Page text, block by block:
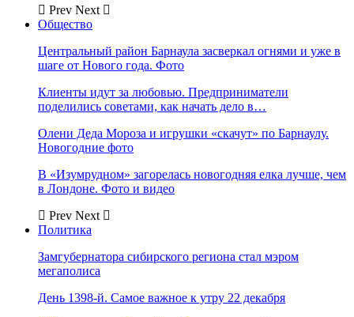
Prev Next
Общество
Центральный район Барнаула засверкал огнями и уже в
шаге от Нового года. Фото
Клиенты идут за любовью. Предприниматели
поделились советами, как начать дело в…
Олени Деда Мороза и игрушки «скачут» по Барнаулу.
Новогодние фото
В «Изумрудном» загорелась новогодняя елка лучше, чем
в Лондоне. Фото и видео
Prev Next
Политика
Замгубернатора сибирского региона стал мэром
мегаполиса
День 1398-й. Самое важное к утру 22 декабря